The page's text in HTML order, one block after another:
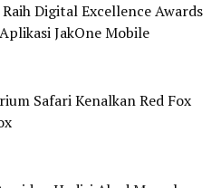
Digital Excellence Awards
JakOne Mobile
Safari Kenalkan Red Fox